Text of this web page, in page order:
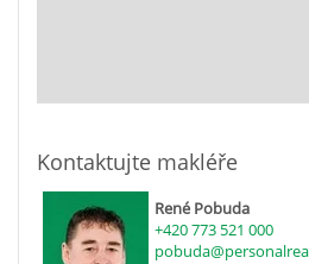
Kontaktujte makléře
René Pobuda
+420 773 521 000